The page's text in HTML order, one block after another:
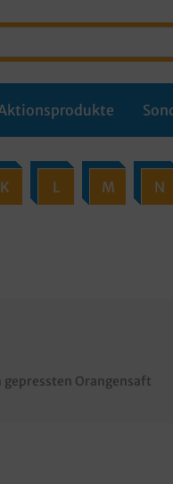
K L M N
Orangensaft